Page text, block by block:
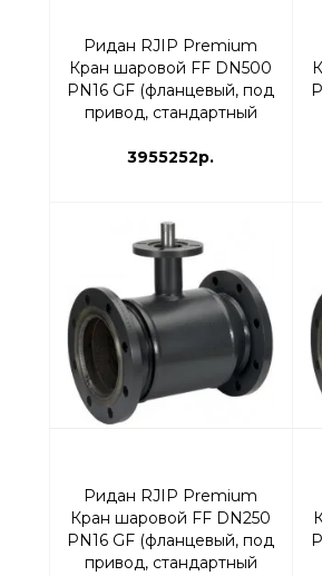
Ридан RJIP Premium
Кран шаровой FF DN500
PN16 GF (фланцевый, под
привод, стандартный
3955252р.
Ридан RJIP Premium
Кран шаровой FF DN250
PN16 GF (фланцевый, под
привод, стандартный